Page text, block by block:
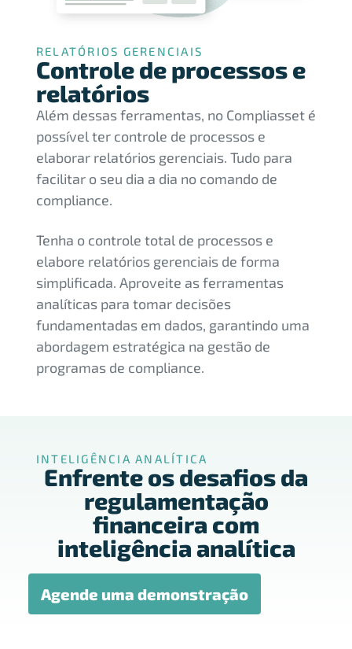
RELATÓRIOS GERENCIAIS
Controle de processos e
relatórios
Além dessas ferramentas, no Compliasset é
possível ter controle de processos e
elaborar relatórios gerenciais. Tudo para
facilitar o seu dia a dia no comando de
compliance.
Tenha o controle total de processos e
elabore relatórios gerenciais de forma
simplificada. Aproveite as ferramentas
analíticas para tomar decisões
fundamentadas em dados, garantindo uma
abordagem estratégica na gestão de
programas de compliance.
Agende uma demonstração
INTELIGÊNCIA ANALÍTICA
Enfrente os desafios da
regulamentação
financeira com
inteligência analítica